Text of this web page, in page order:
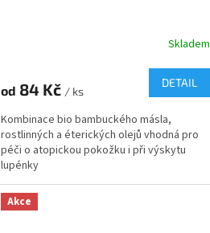
Skladem
od 84 Kč / ks
DETAIL
Kombinace bio bambuckého másla,
rostlinných a éterických olejů vhodná pro
péči o atopickou pokožku i při výskytu
lupénky
Akce